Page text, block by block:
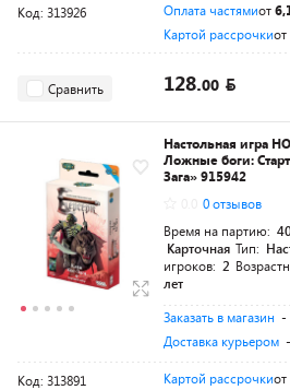
Код: 313926 Оплата частямиот
Картой рассрочкиот
Сравнить 128.00
Настольная игра
Ложные боги:
Зага» 915942
0 отзывов
Время на партию:
Карточная Тип:
игроков: 2
лет
Заказать в магазин -
Доставка курьером
Код: 313891 Картой рассрочкиот